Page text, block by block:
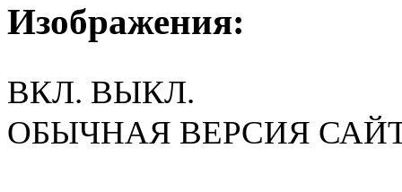
Изображения:
ВКЛ. ВЫКЛ.
ОБЫЧНАЯ ВЕРСИЯ